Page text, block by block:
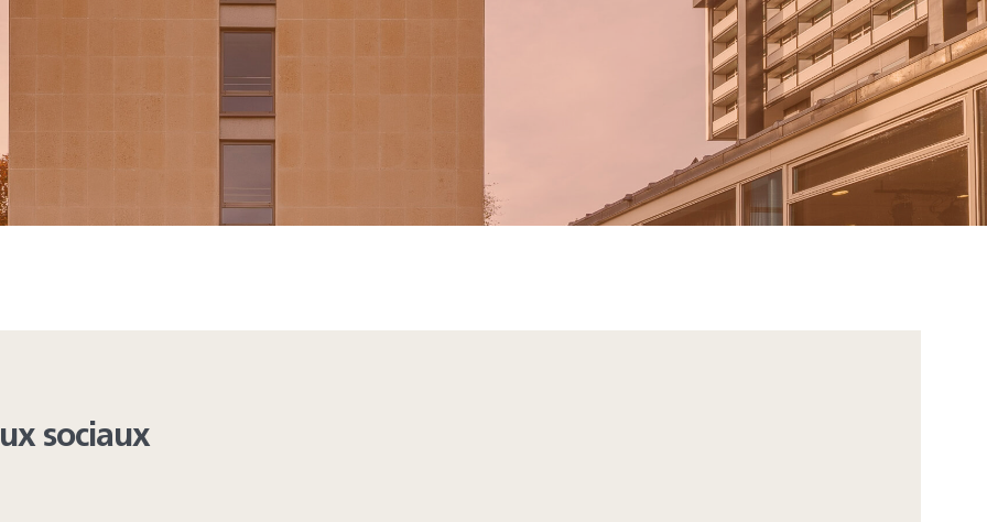
sociaux